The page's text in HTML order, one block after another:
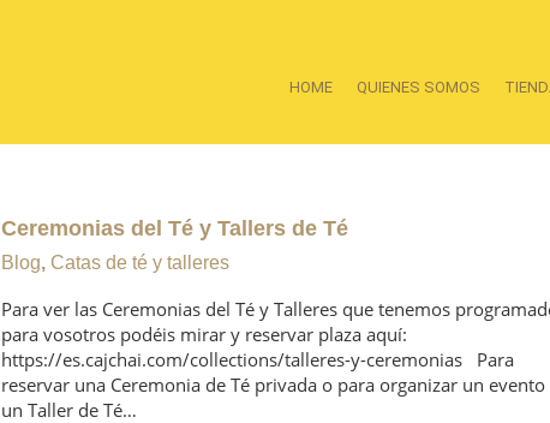
HOME QUIENES SOMOS
Ceremonias del Té y Tallers de Té
Blog, Catas de té y talleres
Para ver las Ceremonias del Té y Talleres que tenemos
para vosotros podéis mirar y reservar plaza aquí:
https://es.cajchai.com/collections/talleres-y-ceremonias Para
reservar una Ceremonia de Té privada o para organizar un evento
un Taller de Té…